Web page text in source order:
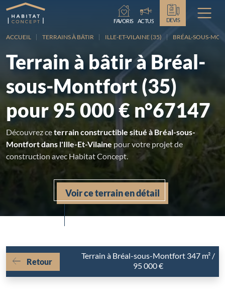
Chargement...
FAVORIS ACTUS DEVIS
ACCUEIL TERRAINS À BÂTIR ILLE-ET-VILAINE (35) BRÉAL-SOUS-
Terrain à bâtir à Bréal-
sous-Montfort (35)
pour 95 000 € n°67147
Découvrez ceterrain constructible situé à Bréal-sous-
Montfort dans l'Ille-Et-Vilaine pour votre projet de
construction avec Habitat Concept.
Voir ce terrain en détail
Retour
Terrain à Bréal-sous-Montfort 347 m² /
95 000 €